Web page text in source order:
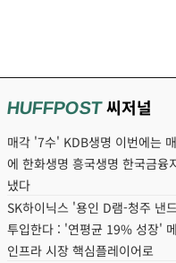
HUFFPOST씨저널
매각 '7수' KDB생명 이번에는
에 한화생명 흥국생명 한국금융
냈다
SK하이닉스 '용인 D램-청주 낸
투입한다 : '연평균 19% 성장'
인프라 시장 핵심플레이어로